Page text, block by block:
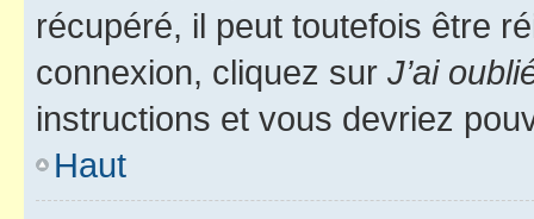
récupéré, il peut toutefois être
connexion, cliquez sur J’ai
instructions et vous devriez
Haut